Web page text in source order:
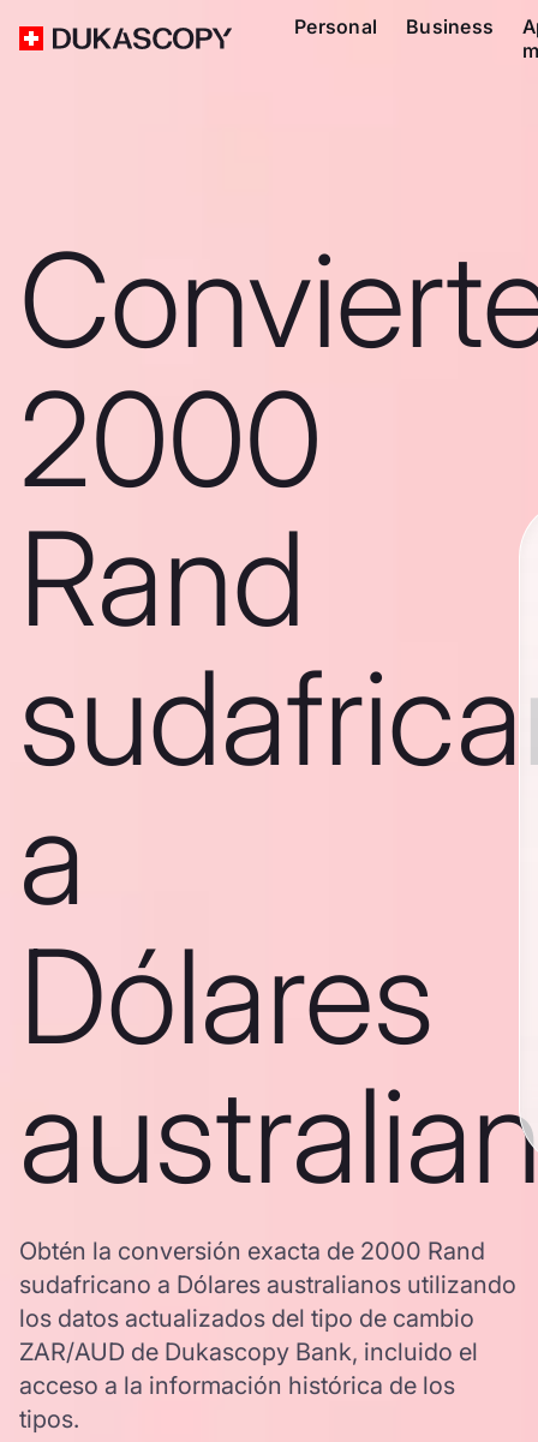
Personal Business
2000
Rand
a
Dólares
Obtén la conversión exacta de 2000 Rand
sudafricano a Dólares australianos utilizando
los datos actualizados del tipo de cambio
ZAR/AUD de Dukascopy Bank, incluido el
acceso a la información histórica de los
tipos.